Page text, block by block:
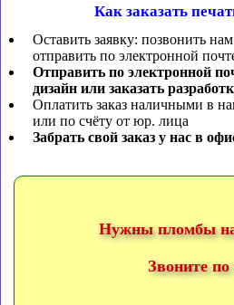
Как заказать
Оставить заявку: позвонить
отправить по электронной
Отправить по электронной
дизайн или заказать
Оплатить заказ наличными в
или по счёту от юр. лица
Забрать свой заказ у нас в
Нужны пломбы
Звоните